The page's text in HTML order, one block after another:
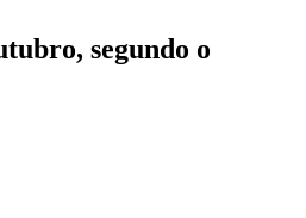
segundo o